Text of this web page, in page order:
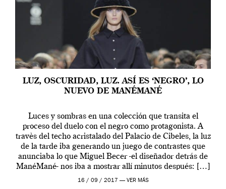
LUZ, OSCURIDAD, LUZ. ASÍ ES ‘NEGRO’, LO
NUEVO DE MANÉMANÉ
Luces y sombras en una colección que transita el
proceso del duelo con el negro como protagonista. A
travès del techo acristalado del Palacio de Cibeles, la luz
de la tarde iba generando un juego de contrastes que
anunciaba lo que Miguel Becer -el diseñador detrás de
ManéMané- nos iba a mostrar allí minutos después: […]
16 / 09 / 2017 — VER MÁS